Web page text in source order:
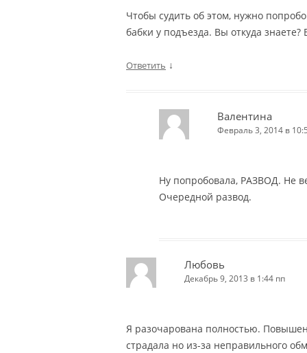
Чтобы судить об этом, нужно
бабки у подъезда. Вы откуда
Ответить ↓
Валентина
Февраль 3, 2014 в
Ну попробовала, РАЗВОД. Не
Очередной развод.
Любовь
Декабрь 9, 2013 в 1:44 пп
Я разочарована полностью.
страдала но из-за неправильного